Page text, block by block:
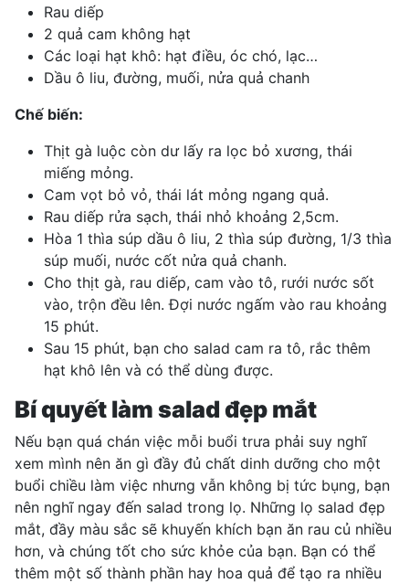
Rau diếp
2 quả cam không hạt
Các loại hạt khô: hạt điều, óc chó, lạc…
Dầu ô liu, đường, muối, nửa quả chanh
Chế biến:
Thịt gà luộc còn dư lấy ra lọc bỏ xương, thái
miếng mỏng.
Cam vọt bỏ vỏ, thái lát mỏng ngang quả.
Rau diếp rửa sạch, thái nhỏ khoảng 2,5cm.
Hòa 1 thìa súp dầu ô liu, 2 thìa súp đường, 1/3 thìa
súp muối, nước cốt nửa quả chanh.
Cho thịt gà, rau diếp, cam vào tô, rưới nước sốt
vào, trộn đều lên. Đợi nước ngấm vào rau khoảng
15 phút.
Sau 15 phút, bạn cho salad cam ra tô, rắc thêm
hạt khô lên và có thể dùng được.
Bí quyết làm salad đẹp mắt
Nếu bạn quá chán việc mỗi buổi trưa phải suy nghĩ
xem mình nên ăn gì đầy đủ chất dinh dưỡng cho một
buổi chiều làm việc nhưng vẫn không bị tức bụng, bạn
nên nghĩ ngay đến salad trong lọ. Những lọ salad đẹp
mắt, đầy màu sắc sẽ khuyến khích bạn ăn rau củ nhiều
hơn, và chúng tốt cho sức khỏe của bạn. Bạn có thể
thêm một số thành phần hay hoa quả để tạo ra nhiều